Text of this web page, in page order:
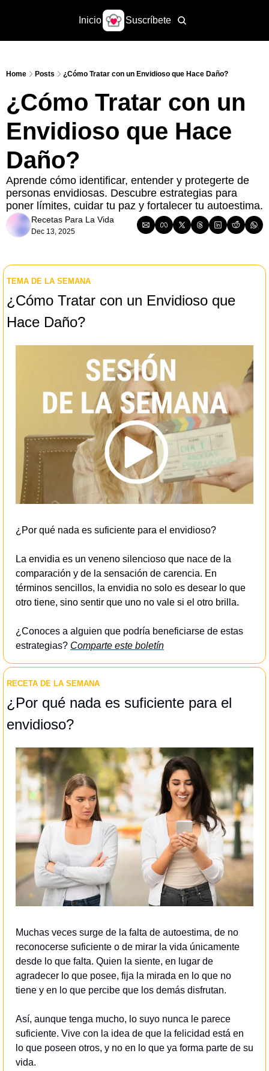
Inicio Suscríbete
Home Posts ¿Cómo Tratar con un Envidioso que Hace Daño?
¿Cómo Tratar con un
Envidioso que Hace
Daño?
Aprende cómo identificar, entender y protegerte de
personas envidiosas. Descubre estrategias para
poner límites, cuidar tu paz y fortalecer tu autoestima.
Recetas Para La Vida
Dec 13, 2025
TEMA DE LA SEMANA
¿Cómo Tratar con un Envidioso que
Hace Daño?
¿Por qué nada es suficiente para el envidioso?
La envidia es un veneno silencioso que nace de la
comparación y de la sensación de carencia. En
términos sencillos, la envidia no solo es desear lo que
otro tiene, sino sentir que uno no vale si el otro brilla.
¿Conoces a alguien que podría beneficiarse de estas
estrategias? Comparte este boletín
RECETA DE LA SEMANA
¿Por qué nada es suficiente para el
envidioso?
Muchas veces surge de la falta de autoestima, de no
reconocerse suficiente o de mirar la vida únicamente
desde lo que falta. Quien la siente, en lugar de
agradecer lo que posee, fija la mirada en lo que no
tiene y en lo que percibe que los demás disfrutan.
Así, aunque tenga mucho, lo suyo nunca le parece
suficiente. Vive con la idea de que la felicidad está en
lo que poseen otros, y no en lo que ya forma parte de su
vida.